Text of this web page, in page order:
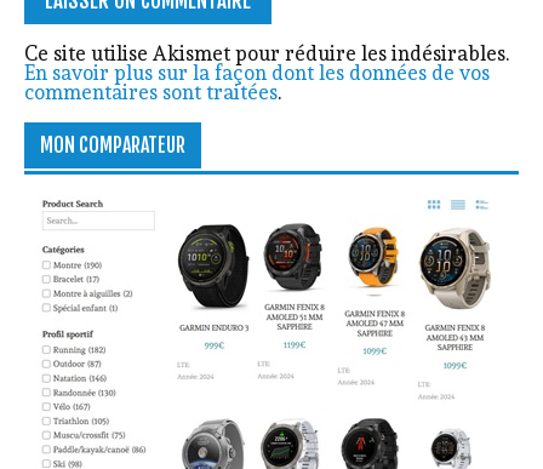
Ce site utilise Akismet pour réduire les indésirables.
En savoir plus sur la façon dont les données de vos
commentaires sont traitées.
MON COMPARATEUR